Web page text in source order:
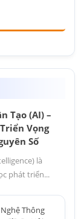
Tạo (AI) –
Vọng
Số
là
phát triển...
Thông